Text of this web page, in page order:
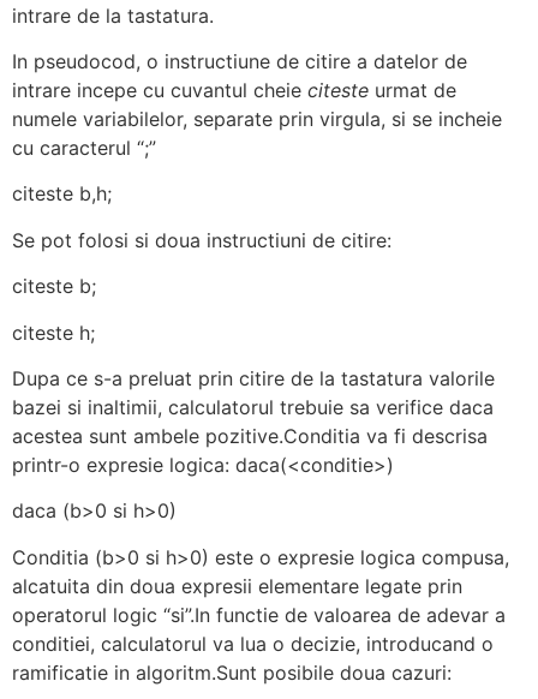
intrare de la tastatura.
In pseudocod, o instructiune de citire a datelor de
intrare incepe cu cuvantul cheie citeste urmat de
numele variabilelor, separate prin virgula, si se incheie
cu caracterul “;”
citeste b,h;
Se pot folosi si doua instructiuni de citire:
citeste b;
citeste h;
Dupa ce s-a preluat prin citire de la tastatura valorile
bazei si inaltimii, calculatorul trebuie sa verifice daca
acestea sunt ambele pozitive.Conditia va fi descrisa
printr-o expresie logica: daca(<conditie>)
daca (b>0 si h>0)
Conditia (b>0 si h>0) este o expresie logica compusa,
alcatuita din doua expresii elementare legate prin
operatorul logic “si”.In functie de valoarea de adevar a
conditiei, calculatorul va lua o decizie, introducand o
ramificatie in algoritm.Sunt posibile doua cazuri: